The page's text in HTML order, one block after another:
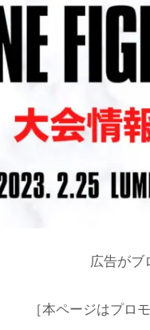
広告がブ
［本ページはプロ